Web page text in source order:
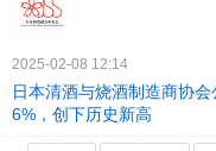
2025-02-08 12:14
日本清酒与烧酒制造商协
6%，创下历史新高